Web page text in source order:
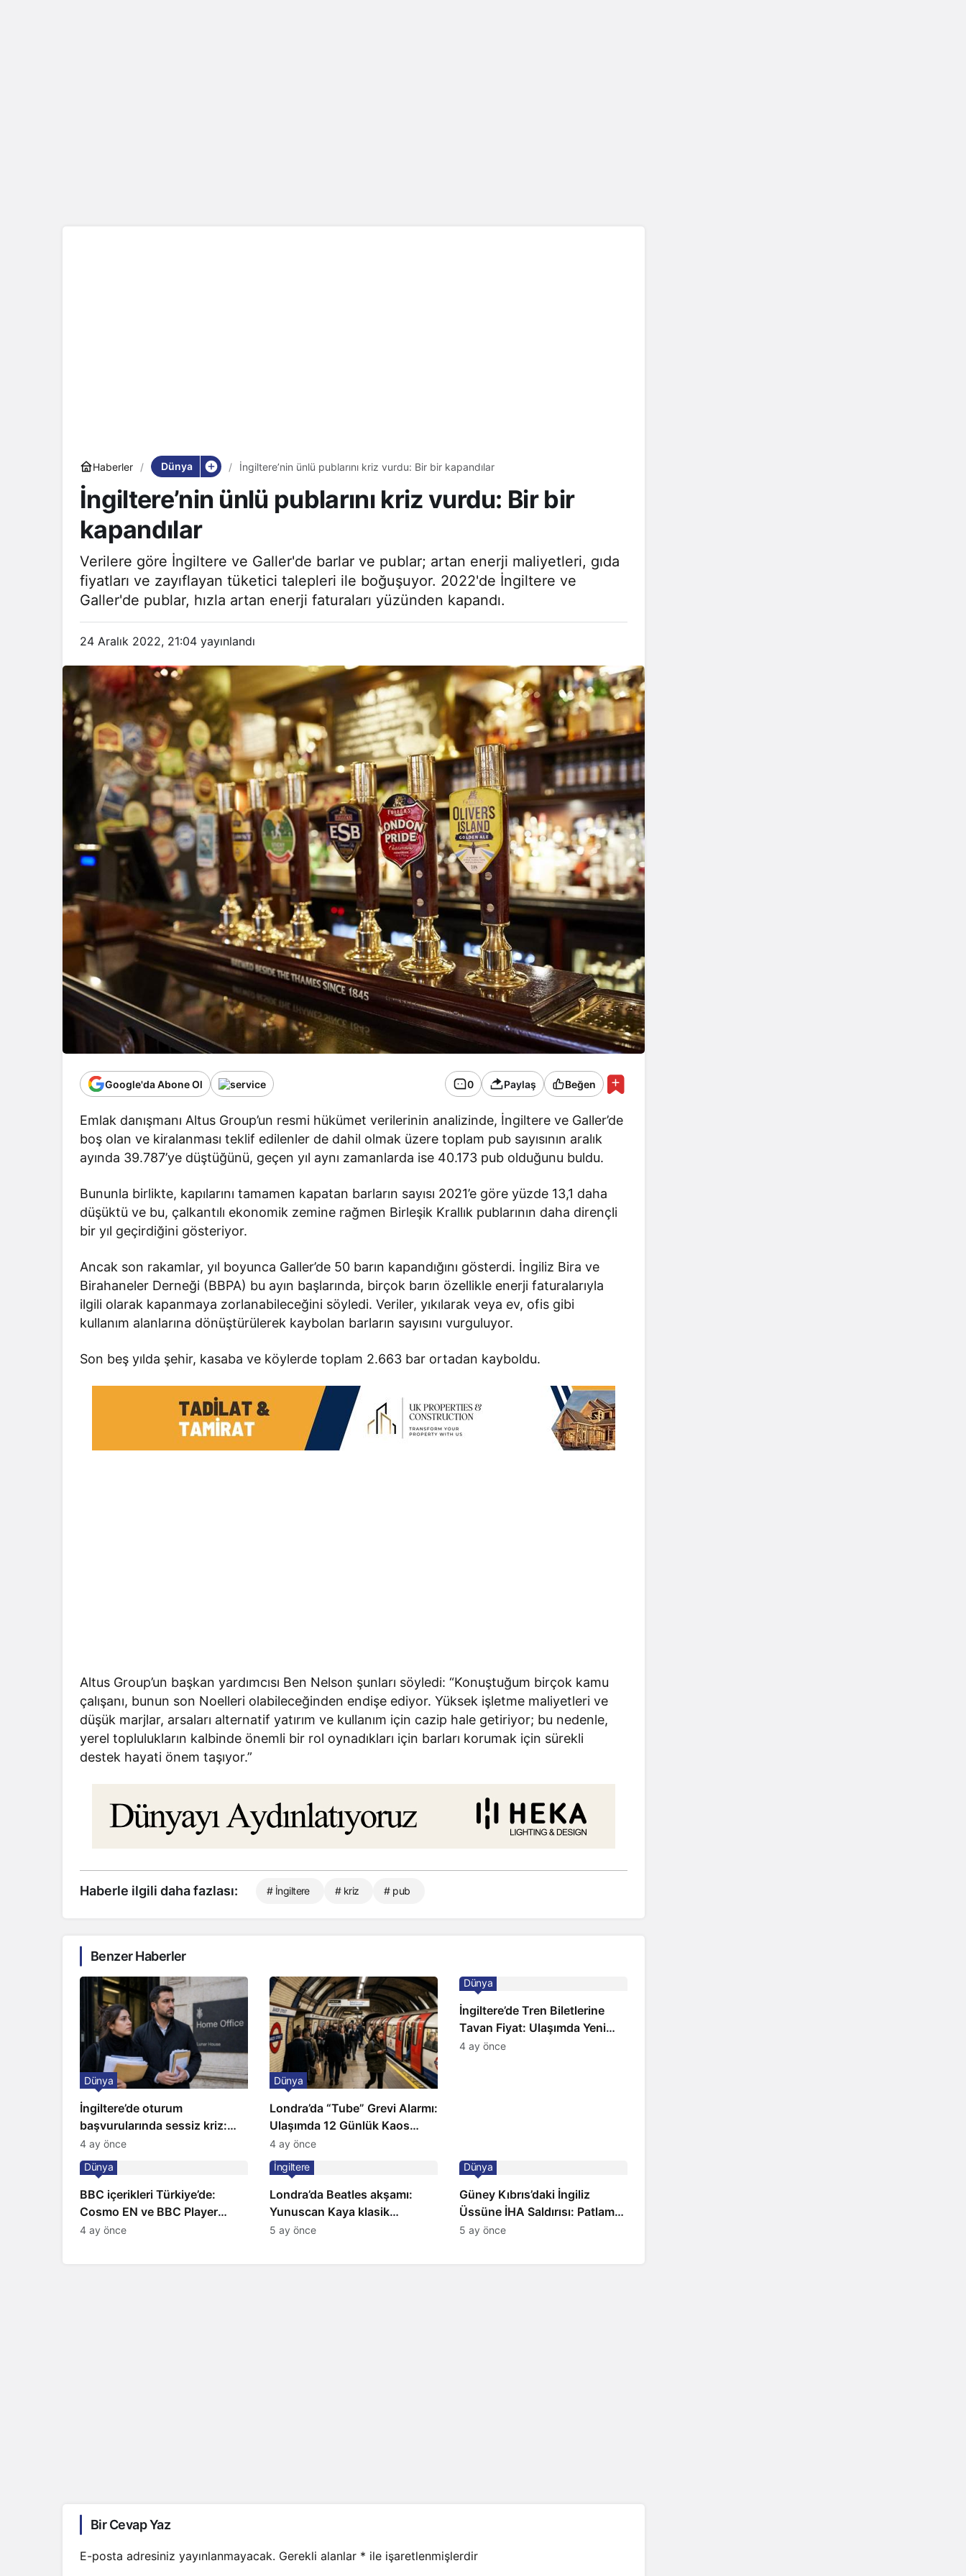
Haberler Dünya İngiltere’nin ünlü publarını kriz vurdu: Bir bir kapandılar
İngiltere’nin ünlü publarını kriz vurdu: Bir bir
kapandılar
Verilere göre İngiltere ve Galler'de barlar ve publar; artan enerji maliyetleri, gıda
fiyatları ve zayıflayan tüketici talepleri ile boğuşuyor. 2022'de İngiltere ve
Galler'de publar, hızla artan enerji faturaları yüzünden kapandı.
24 Aralık 2022, 21:04 yayınlandı
Google'da Abone Ol 0 Paylaş Beğen
Emlak danışmanı Altus Group’un resmi hükümet verilerinin analizinde, İngiltere ve Galler’de
boş olan ve kiralanması teklif edilenler de dahil olmak üzere toplam pub sayısının aralık
ayında 39.787’ye düştüğünü, geçen yıl aynı zamanlarda ise 40.173 pub olduğunu buldu.
Bununla birlikte, kapılarını tamamen kapatan barların sayısı 2021’e göre yüzde 13,1 daha
düşüktü ve bu, çalkantılı ekonomik zemine rağmen Birleşik Krallık publarının daha dirençli
bir yıl geçirdiğini gösteriyor.
Ancak son rakamlar, yıl boyunca Galler’de 50 barın kapandığını gösterdi. İngiliz Bira ve
Birahaneler Derneği (BBPA) bu ayın başlarında, birçok barın özellikle enerji faturalarıyla
ilgili olarak kapanmaya zorlanabileceğini söyledi. Veriler, yıkılarak veya ev, ofis gibi
kullanım alanlarına dönüştürülerek kaybolan barların sayısını vurguluyor.
Son beş yılda şehir, kasaba ve köylerde toplam 2.663 bar ortadan kayboldu.
Altus Group’un başkan yardımcısı Ben Nelson şunları söyledi: “Konuştuğum birçok kamu
çalışanı, bunun son Noelleri olabileceğinden endişe ediyor. Yüksek işletme maliyetleri ve
düşük marjlar, arsaları alternatif yatırım ve kullanım için cazip hale getiriyor; bu nedenle,
yerel toplulukların kalbinde önemli bir rol oynadıkları için barları korumak için sürekli
destek hayati önem taşıyor.”
Haberle ilgili daha fazlası: # İngiltere # kriz # pub
Benzer Haberler
İngiltere’de oturum
başvurularında sessiz kriz:
Büyükelçilikten açıklama!
Dünya
4 ay önce
Londra’da “Tube” Grevi Alarmı:
Ulaşımda 12 Günlük Kaos
Kapıda
Dünya
4 ay önce
İngiltere’de Tren Biletlerine
Tavan Fiyat: Ulaşımda Yeni
Düzenleme
Dünya
4 ay önce
BBC içerikleri Türkiye’de:
Cosmo EN ve BBC Player
yayında
Dünya
4 ay önce
Londra’da Beatles akşamı:
Yunuscan Kaya klasik
yorumuyla sahnede
İngiltere
5 ay önce
Güney Kıbrıs’daki İngiliz
Üssüne İHA Saldırısı: Patlama,
Sirenler ve Alarm Durumu
Dünya
5 ay önce
Bir Cevap Yaz
E-posta adresiniz yayınlanmayacak. Gerekli alanlar * ile işaretlenmişlerdir